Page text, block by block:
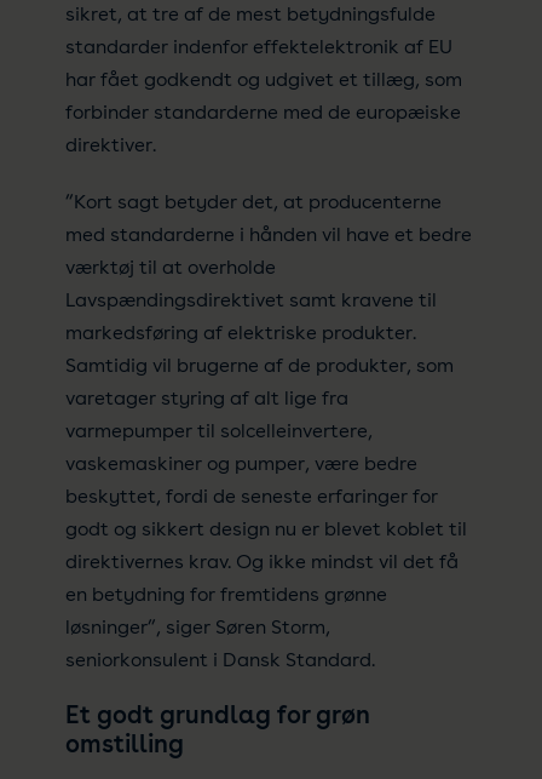
sikret, at tre af de mest betydningsfulde
standarder indenfor effektelektronik af EU
har fået godkendt og udgivet et tillæg, som
forbinder standarderne med de europæiske
direktiver.
”Kort sagt betyder det, at producenterne
med standarderne i hånden vil have et bedre
værktøj til at overholde
Lavspændingsdirektivet samt kravene til
markedsføring af elektriske produkter.
Samtidig vil brugerne af de produkter, som
varetager styring af alt lige fra
varmepumper til solcelleinvertere,
vaskemaskiner og pumper, være bedre
beskyttet, fordi de seneste erfaringer for
godt og sikkert design nu er blevet koblet til
direktivernes krav. Og ikke mindst vil det få
en betydning for fremtidens grønne
løsninger”, siger Søren Storm,
seniorkonsulent i Dansk Standard.
Et godt grundlag for grøn
omstilling